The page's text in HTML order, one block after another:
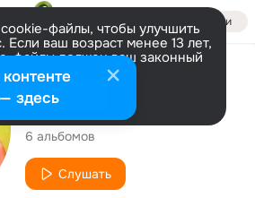
Войти
файлы, чтобы улучшить
Если ваш возраст менее 13 лет,
файлы должен ваш законный
Больше информации
Настроить
Исполнитель
singer sailendhar
6 альбомов
Слушать
здесь